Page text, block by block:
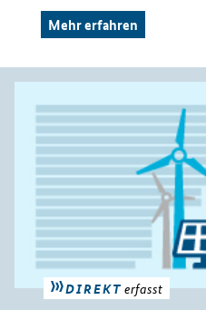
Mehr erfahren
DIREKT erfasst